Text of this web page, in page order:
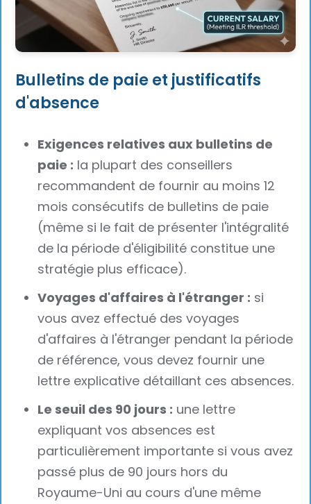
Bulletins de paie et justificatifs
d'absence
Exigences relatives aux bulletins de
paie : la plupart des conseillers
recommandent de fournir au moins 12
mois consécutifs de bulletins de paie
(même si le fait de présenter l'intégralité
de la période d'éligibilité constitue une
stratégie plus efficace).
Voyages d'affaires à l'étranger : si
vous avez effectué des voyages
d'affaires à l'étranger pendant la période
de référence, vous devez fournir une
lettre explicative détaillant ces absences.
Le seuil des 90 jours : une lettre
expliquant vos absences est
particulièrement importante si vous avez
passé plus de 90 jours hors du
Royaume-Uni au cours d'une même